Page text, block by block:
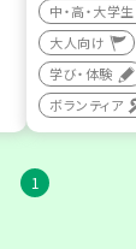
中・高・大学生
大人向け
学び・体験
ボランティア
1